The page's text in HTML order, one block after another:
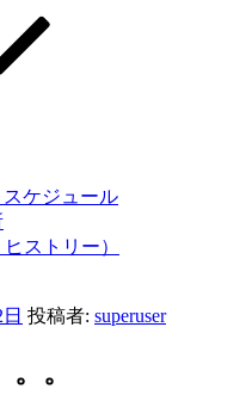
ケジュール
ストリー）
投稿者: superuser
。